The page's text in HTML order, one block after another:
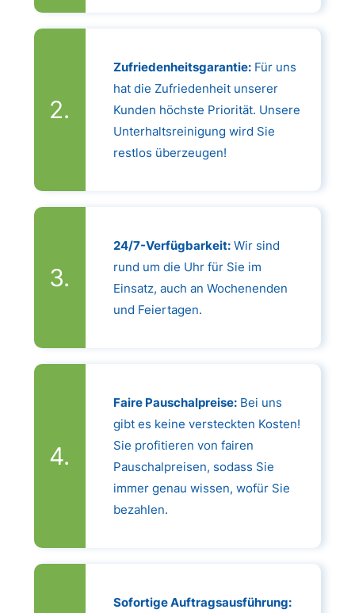
Zufriedenheitsgarantie:Für uns
hat die Zufriedenheit unserer
Kunden höchste Priorität. Unsere
Unterhaltsreinigung wird Sie
restlos überzeugen!
24/7-Verfügbarkeit:Wir sind
rund um die Uhr für Sie im
Einsatz, auch an Wochenenden
und Feiertagen.
Faire Pauschalpreise:Bei uns
gibt es keine versteckten Kosten!
Sie profitieren von fairen
Pauschalpreisen, sodass Sie
immer genau wissen, wofür Sie
bezahlen.
Sofortige Auftragsausführung: